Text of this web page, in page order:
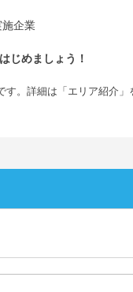
企業
じめましょう！
。詳細は「エリア紹介」